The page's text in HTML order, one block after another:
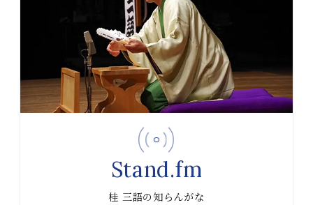
Stand.fm
桂 三語の知らんがな